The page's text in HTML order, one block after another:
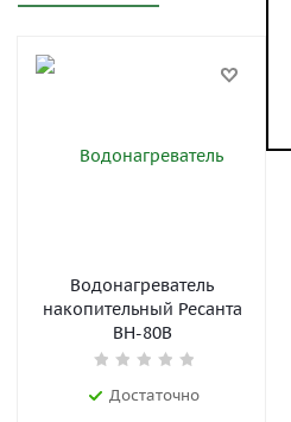
Водонагреватель
накопительный Ресанта
ВН-80В
Достаточно